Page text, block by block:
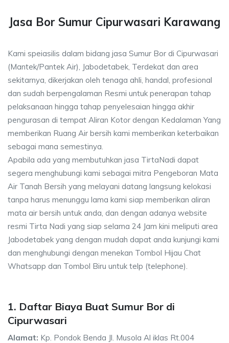
Jasa Bor Sumur Cipurwasari Karawang
Kami speiasilis dalam bidang jasa Sumur Bor di Cipurwasari
(Mantek/Pantek Air), Jabodetabek, Terdekat dan area
sekitarnya, dikerjakan oleh tenaga ahli, handal, profesional
dan sudah berpengalaman Resmi untuk penerapan tahap
pelaksanaan hingga tahap penyelesaian hingga akhir
pengurasan di tempat Aliran Kotor dengan Kedalaman Yang
memberikan Ruang Air bersih kami memberikan keterbaikan
sebagai mana semestinya.
Apabila ada yang membutuhkan jasa TirtaNadi dapat
segera menghubungi kami sebagai mitra Pengeboran Mata
Air Tanah Bersih yang melayani datang langsung kelokasi
tanpa harus menunggu lama kami siap memberikan aliran
mata air bersih untuk anda, dan dengan adanya website
resmi Tirta Nadi yang siap selama 24 Jam kini meliputi area
Jabodetabek yang dengan mudah dapat anda kunjungi kami
dan menghubungi dengan menekan Tombol Hijau Chat
Whatsapp dan Tombol Biru untuk telp (telephone).
1. Daftar Biaya Buat Sumur Bor di
Cipurwasari
Alamat: Kp. Pondok Benda Jl. Musola Al iklas Rt.004